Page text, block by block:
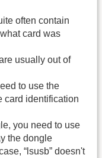
often contain
card was
usually out of
to use the
card identification
you need to use
the dongle
“lsusb” doesn't